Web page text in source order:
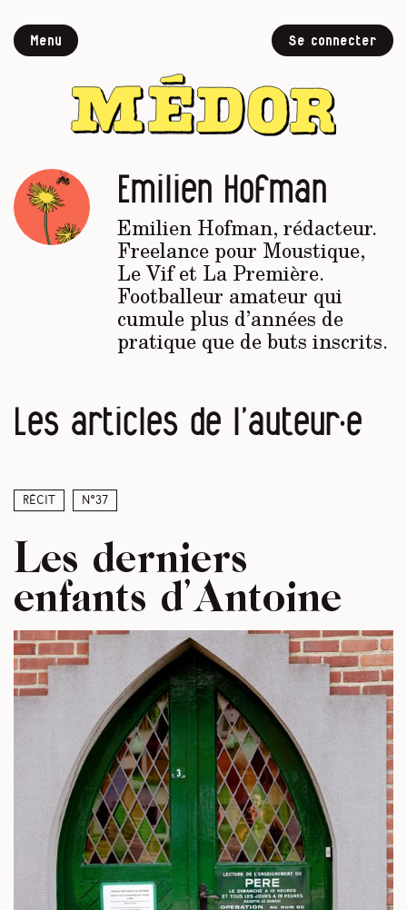
Menu Se connecter
Emilien Hofman
Emilien Hofman, rédacteur.
Freelance pour Moustique,
Le Vif et La Première.
Footballeur amateur qui
cumule plus d’années de
pratique que de buts inscrits.
Les articles de l’auteur·e
Récit N°37
Les derniers
enfants d’Antoine